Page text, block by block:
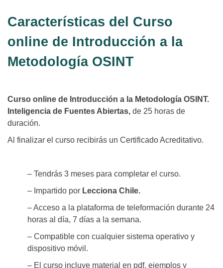
Características del Curso
online de Introducción a la
Metodología OSINT
Curso online de Introducción a la Metodología OSINT.
Inteligencia de Fuentes Abiertas, de 25 horas de
duración.
Al finalizar el curso recibirás un Certificado Acreditativo.
– Tendrás 3 meses para completar el curso.
– Impartido por Lecciona Chile.
– Acceso a la plataforma de teleformación durante 24
horas al día, 7 días a la semana.
– Compatible con cualquier sistema operativo y
dispositivo móvil.
– El curso incluye material en pdf, ejemplos y